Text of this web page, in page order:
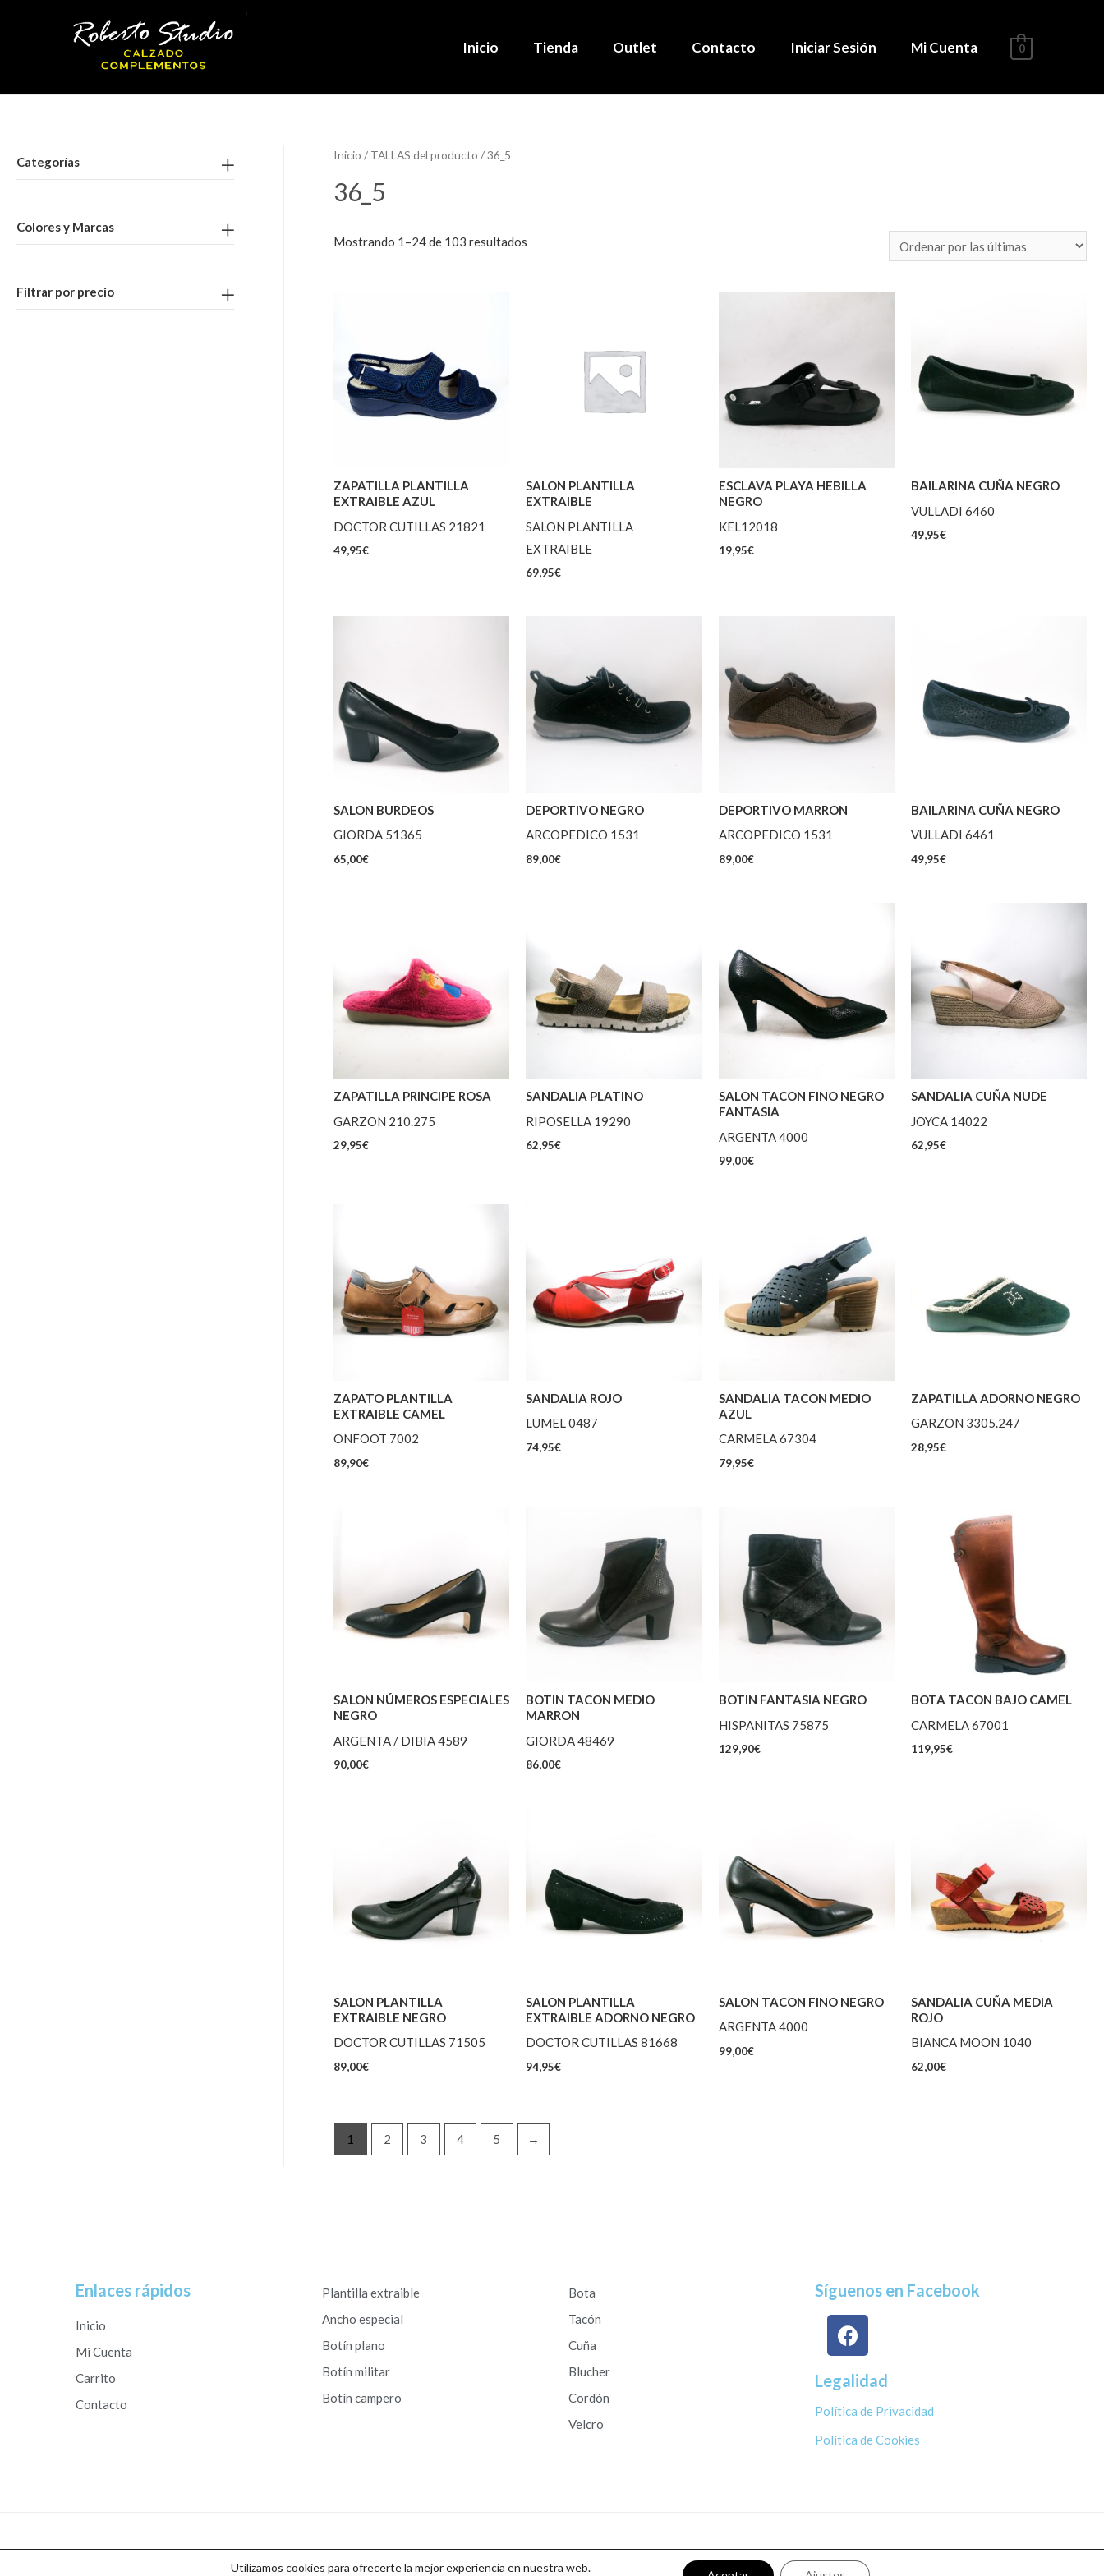
Inicio Tienda Outlet Contacto Iniciar Sesión Mi Cuenta 0
Categorías
Colores y Marcas
Filtrar por precio
Inicio / TALLAS del producto / 36_5
36_5
Mostrando 1–24 de 103 resultados
ZAPATILLA PLANTILLA
EXTRAIBLE AZUL
DOCTOR CUTILLAS 21821
49,95€
SALON PLANTILLA
EXTRAIBLE
SALON PLANTILLA
EXTRAIBLE
69,95€
ESCLAVA PLAYA HEBILLA
NEGRO
KEL12018
19,95€
BAILARINA CUÑA NEGRO
VULLADI 6460
49,95€
SALON BURDEOS
GIORDA 51365
65,00€
DEPORTIVO NEGRO
ARCOPEDICO 1531
89,00€
DEPORTIVO MARRON
ARCOPEDICO 1531
89,00€
BAILARINA CUÑA NEGRO
VULLADI 6461
49,95€
ZAPATILLA PRINCIPE ROSA
GARZON 210.275
29,95€
SANDALIA PLATINO
RIPOSELLA 19290
62,95€
SALON TACON FINO NEGRO
FANTASIA
ARGENTA 4000
99,00€
SANDALIA CUÑA NUDE
JOYCA 14022
62,95€
ZAPATO PLANTILLA
EXTRAIBLE CAMEL
ONFOOT 7002
89,90€
SANDALIA ROJO
LUMEL 0487
74,95€
SANDALIA TACON MEDIO
AZUL
CARMELA 67304
79,95€
ZAPATILLA ADORNO NEGRO
GARZON 3305.247
28,95€
SALON NÚMEROS ESPECIALES
NEGRO
ARGENTA / DIBIA 4589
90,00€
BOTIN TACON MEDIO
MARRON
GIORDA 48469
86,00€
BOTIN FANTASIA NEGRO
HISPANITAS 75875
129,90€
BOTA TACON BAJO CAMEL
CARMELA 67001
119,95€
SALON PLANTILLA
EXTRAIBLE NEGRO
DOCTOR CUTILLAS 71505
89,00€
SALON PLANTILLA
EXTRAIBLE ADORNO NEGRO
DOCTOR CUTILLAS 81668
94,95€
SALON TACON FINO NEGRO
ARGENTA 4000
99,00€
SANDALIA CUÑA MEDIA
ROJO
BIANCA MOON 1040
62,00€
1 2 3 4 5 →
Enlaces rápidos
Inicio
Mi Cuenta
Carrito
Contacto
Plantilla extraible
Ancho especial
Botín plano
Botín militar
Botín campero
Bota
Tacón
Cuña
Blucher
Cordón
Velcro
Síguenos en Facebook
Legalidad
Política de Privacidad
Política de Cookies
Utilizamos cookies para ofrecerte la mejor experiencia en nuestra web.